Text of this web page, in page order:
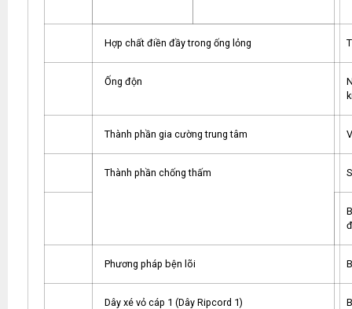
Hợp chất điền đầy trong ống lỏng
Ống độn
Thành phần gia cường trung tâm
Thành phần chống thấm
Phương pháp bện lõi
Dây xé vỏ cáp 1 (Dây Ripcord 1)